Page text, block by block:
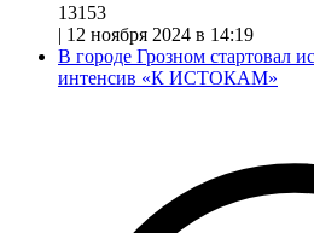
13153
| 12 ноября 2024 в 14:19
В городе Грозном стартовал
интенсив «К ИСТОКАМ»